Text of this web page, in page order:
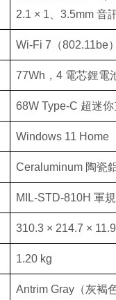
2.1 × 1、3.5mm 音
Wi-Fi 7（802.11be
77Wh，4 電芯鋰電
68W Type-C 超迷
Windows 11 Home
Ceraluminum 陶瓷
MIL-STD-810H 軍規
310.3 × 214.7 ×
1.20 kg
Antrim Gray（灰褐